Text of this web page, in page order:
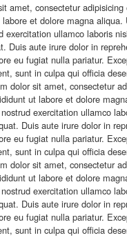
amet, consectetur
et dolore magna
exercitation ullamco laboris
Duis aute irure dolor in
eu fugiat nulla pariatur.
sunt in culpa qui officia
dolor sit amet, consectetur
ut labore et dolore
exercitation ullamco
Duis aute irure dolor in
eu fugiat nulla pariatur.
sunt in culpa qui officia
dolor sit amet, consectetur
ut labore et dolore
exercitation ullamco
Duis aute irure dolor in
eu fugiat nulla pariatur.
sunt in culpa qui officia